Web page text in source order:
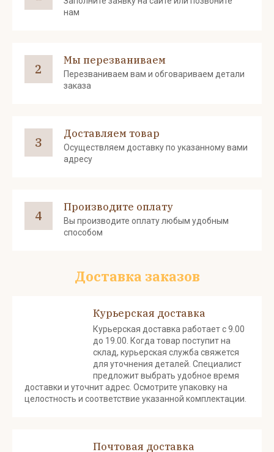
нам
2
Мы перезваниваем
Перезваниваем вам и обговариваем детали
заказа
3
Доставляем товар
Осуществляем доставку по указанному вами
адресу
4
Производите оплату
Вы производите оплату любым удобным
способом
Доставка заказов
Курьерская доставка
Курьерская доставка работает с 9.00
до 19.00. Когда товар поступит на
склад, курьерская служба свяжется
для уточнения деталей. Специалист
предложит выбрать удобное время
доставки и уточнит адрес. Осмотрите упаковку на
целостность и соответствие указанной комплектации.
Почтовая доставка